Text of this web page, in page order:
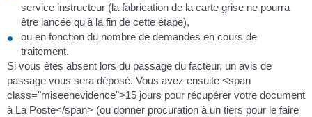
service instructeur (la fabrication de la carte grise ne pourra
être lancée qu'à la fin de cette étape),
ou en fonction du nombre de demandes en cours de
traitement.
Si vous êtes absent lors du passage du facteur, un avis de
passage vous sera déposé. Vous avez ensuite <span
class="miseenevidence">15 jours pour récupérer votre document
à La Poste</span> (ou donner procuration à un tiers pour le faire